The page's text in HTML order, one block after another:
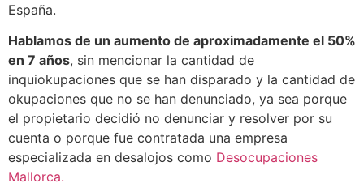
España.
Hablamos de un aumento de aproximadamente el 50%
en 7 años, sin mencionar la cantidad de
inquiokupaciones que se han disparado y la cantidad de
okupaciones que no se han denunciado, ya sea porque
el propietario decidió no denunciar y resolver por su
cuenta o porque fue contratada una empresa
especializada en desalojos como Desocupaciones
Mallorca.